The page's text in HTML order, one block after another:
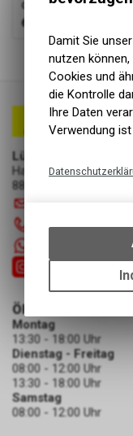
Cube Kinder
649.90
Lüscher Motor- &
Hauptstrasse 29a
8867 Niederurnen
055 610 31 31
ÖFFNUNGSZEITEN
Montag
13:30 - 18:00 Uhr
Dienstag - Freitag
08:00 - 12:00 Uhr
13:30 - 18:00 Uhr
Samstag
08:00 - 12:00 Uhr
Damit Sie
nutzen
Cookies und
die Kontrolle
Ihre Daten
Verwendung